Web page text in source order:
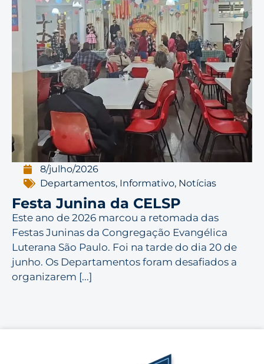
8/julho/2026
Departamentos, Informativo, Notícias
Festa Junina da CELSP
Este ano de 2026 marcou a retomada das
Festas Juninas da Congregação Evangélica
Luterana São Paulo. Foi na tarde do dia 20 de
junho. Os Departamentos foram desafiados a
organizarem [...]